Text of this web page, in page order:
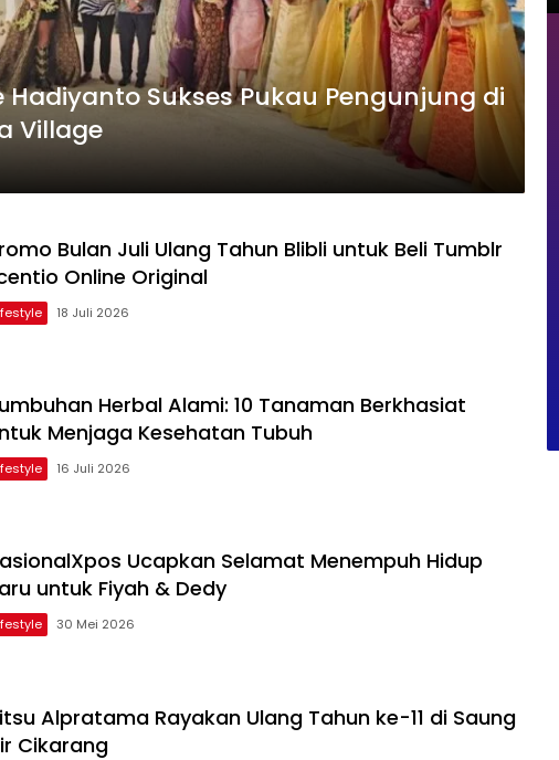
Hadiyanto Sukses Pukau Pengunjung di
Village
Bulan Juli Ulang Tahun Blibli untuk Beli Tumblr
Online Original
18 Juli 2026
Herbal Alami: 10 Tanaman Berkhasiat
Menjaga Kesehatan Tubuh
16 Juli 2026
Ucapkan Selamat Menempuh Hidup
untuk Fiyah & Dedy
30 Mei 2026
Alpratama Rayakan Ulang Tahun ke-11 di Saung
Cikarang